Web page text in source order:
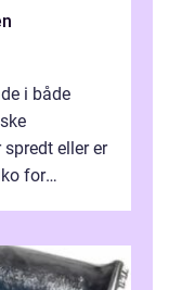
i både
eller er
for